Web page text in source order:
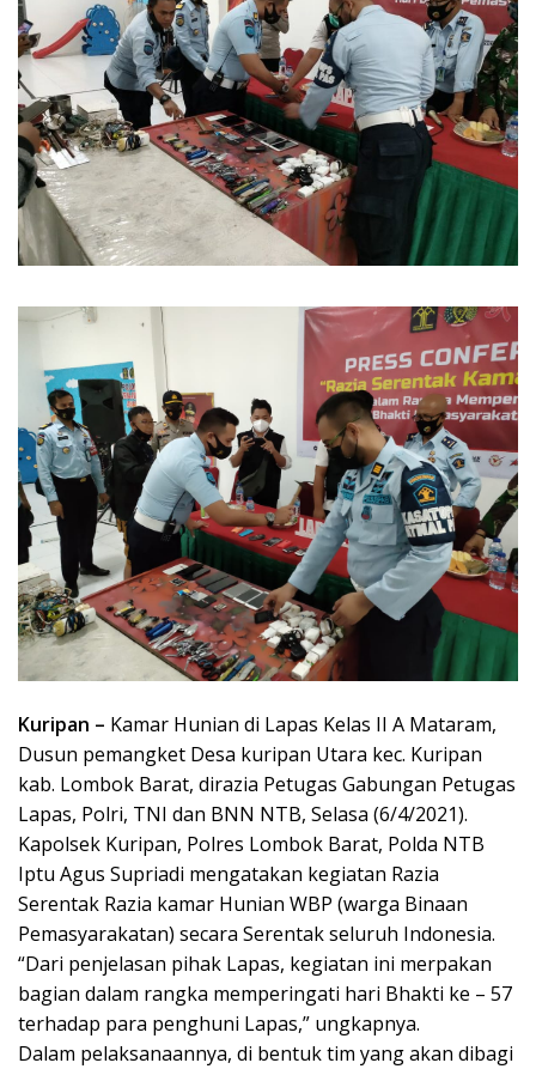
Kuripan – Kamar Hunian di Lapas Kelas II A Mataram,
Dusun pemangket Desa kuripan Utara kec. Kuripan
kab. Lombok Barat, dirazia Petugas Gabungan Petugas
Lapas, Polri, TNI dan BNN NTB, Selasa (6/4/2021).
Kapolsek Kuripan, Polres Lombok Barat, Polda NTB
Iptu Agus Supriadi mengatakan kegiatan Razia
Serentak Razia kamar Hunian WBP (warga Binaan
Pemasyarakatan) secara Serentak seluruh Indonesia.
“Dari penjelasan pihak Lapas, kegiatan ini merpakan
bagian dalam rangka memperingati hari Bhakti ke – 57
terhadap para penghuni Lapas,” ungkapnya.
Dalam pelaksanaannya, di bentuk tim yang akan dibagi